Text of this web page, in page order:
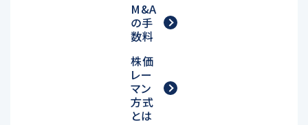
M&A
の手
数料
株価
レー
マン
方式
とは